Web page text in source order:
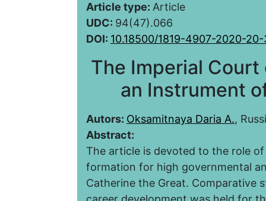
Article type: Article
UDC: 94(47).066
DOI: 10.18500/1819-4907-2020-
The Imperial
an Instrument
Autors: Oksamitnaya Daria A.,
Abstract:
The article is devoted to the role
formation for high governmental
Catherine the Great. Comparative